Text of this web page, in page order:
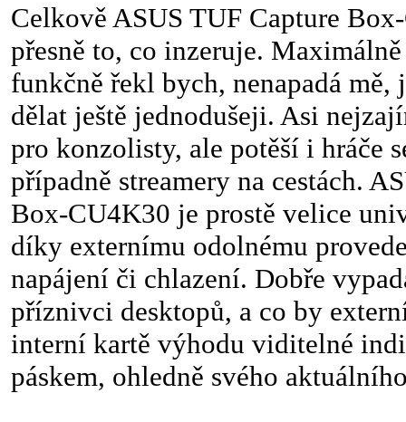
Celkově ASUS TUF Capture
přesně to, co inzeruje.
funkčně řekl bych, nenapadá mě,
dělat ještě jednodušeji. Asi
pro konzolisty, ale potěší i hráče
případně streamery na cestách.
Box-CU4K30 je prostě velice
díky externímu odolnému
napájení či chlazení. Dobře
příznivci desktopů, a co by
interní kartě výhodu viditelné
páskem, ohledně svého